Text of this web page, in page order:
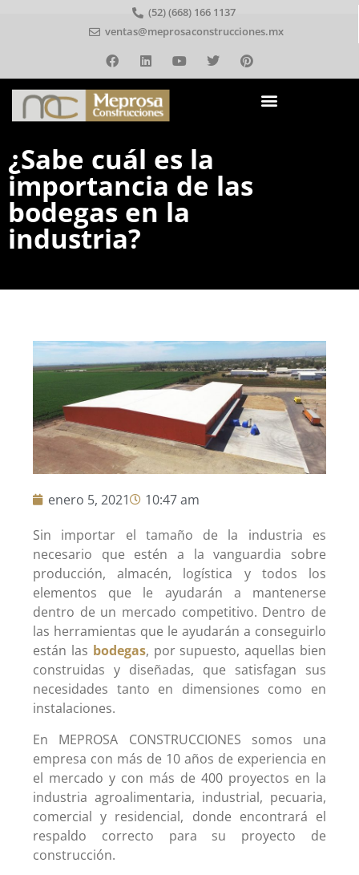
(52) (668) 166 1137
ventas@meprosaconstrucciones.mx
¿Sabe cuál es la
importancia de las
bodegas en la
industria?
enero 5, 2021
10:47 am
Sin importar el tamaño de la industria es
necesario que estén a la vanguardia sobre
producción, almacén, logística y todos los
elementos que le ayudarán a mantenerse
dentro de un mercado competitivo. Dentro de
las herramientas que le ayudarán a conseguirlo
están las bodegas, por supuesto, aquellas bien
construidas y diseñadas, que satisfagan sus
necesidades tanto en dimensiones como en
instalaciones.
En MEPROSA CONSTRUCCIONES somos una
empresa con más de 10 años de experiencia en
el mercado y con más de 400 proyectos en la
industria agroalimentaria, industrial, pecuaria,
comercial y residencial, donde encontrará el
respaldo correcto para su proyecto de
construcción.